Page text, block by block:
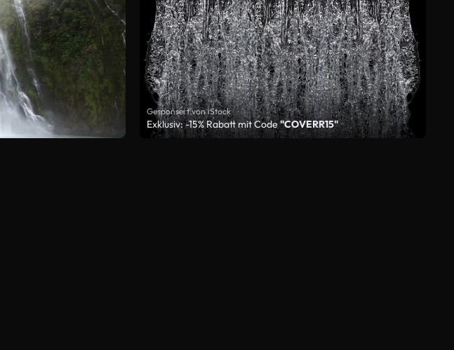
Gesponsert von iStock
Exklusiv: -15% Rabatt mit Code"COVERR15"